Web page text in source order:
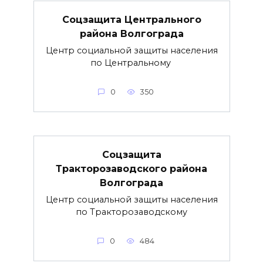
Соцзащита Центрального
района Волгограда
Центр социальной защиты населения
по Центральному
0 350
Соцзащита
Тракторозаводского района
Волгограда
Центр социальной защиты населения
по Тракторозаводскому
0 484